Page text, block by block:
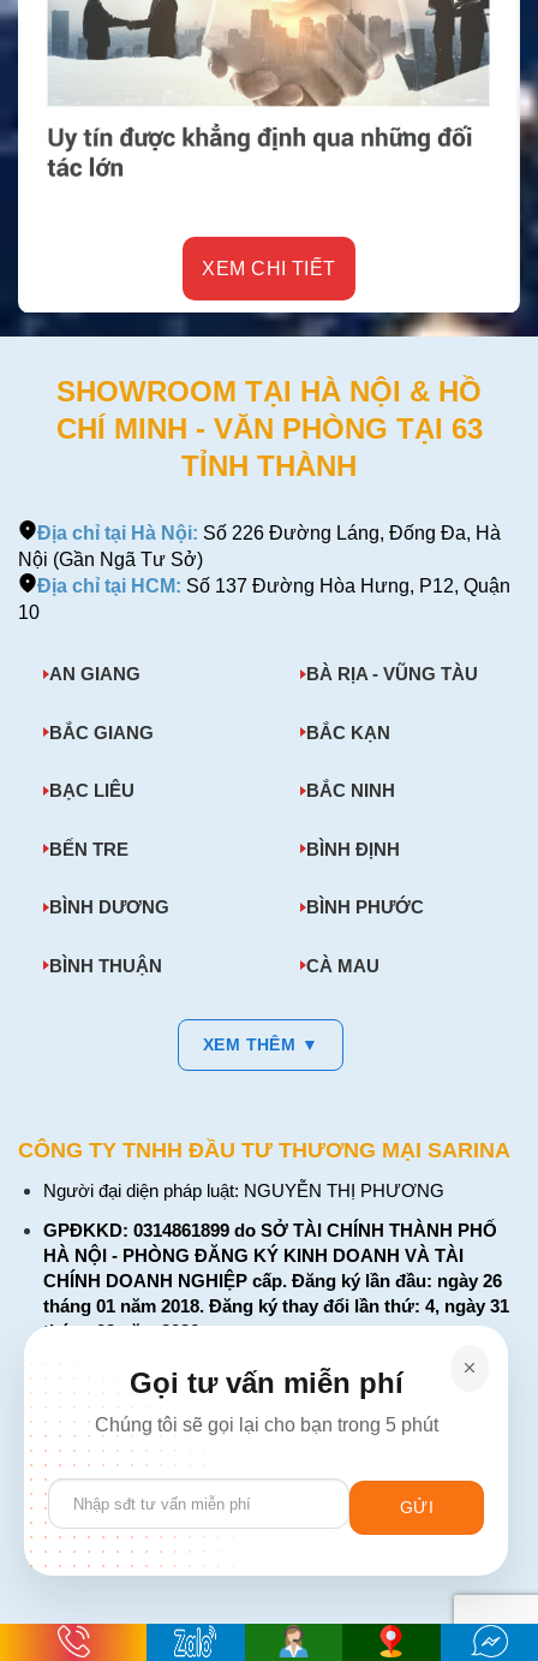
XEM CHI TIẾT
SHOWROOM TẠI HÀ NỘI & HỒ
CHÍ MINH - VĂN PHÒNG TẠI 63
TỈNH THÀNH
Địa chỉ tại Hà Nội: Số 226 Đường Láng, Đống Đa, Hà
Nội (Gần Ngã Tư Sở)
Địa chỉ tại HCM: Số 137 Đường Hòa Hưng, P12, Quận
10
AN GIANG BÀ RỊA - VŨNG TÀU
BẮC GIANG BẮC KẠN
BẠC LIÊU BẮC NINH
BẾN TRE BÌNH ĐỊNH
BÌNH DƯƠNG BÌNH PHƯỚC
BÌNH THUẬN CÀ MAU
XEM THÊM ▼
CÔNG TY TNHH ĐẦU TƯ THƯƠNG MẠI SARINA
Người đại diện pháp luật: NGUYỄN THỊ PHƯƠNG
GPĐKKD: 0314861899 do SỞ TÀI CHÍNH THÀNH PHỐ
HÀ NỘI - PHÒNG ĐĂNG KÝ KINH DOANH VÀ TÀI
CHÍNH DOANH NGHIỆP cấp. Đăng ký lần đầu: ngày 26
tháng 01 năm 2018. Đăng ký thay đổi lần thứ: 4, ngày 31
tháng 03 năm 2026
226 Đường Láng, Đống Đa, Hà Nội
137 Đường Hòa Hưng, Phường 12, Quận 10, TP. Hồ Chí
Minh
Hotline: 1900 2106 - 0386 001 001
Email:Giaiphap3g@gmail.com
Gọi tư vấn miễn phí
Chúng tôi sẽ gọi lại cho bạn trong 5 phút
Please
leave
field